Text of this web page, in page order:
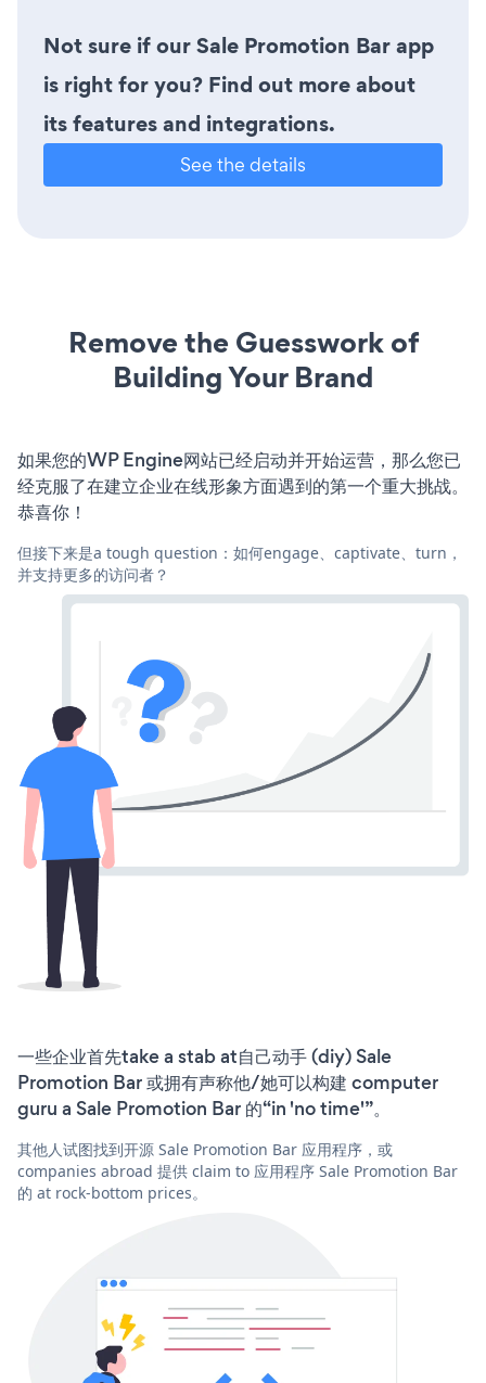
Not sure if our Sale Promotion Bar app
is right for you? Find out more about
its features and integrations.
See the details
Remove the Guesswork of
Building Your Brand
如果您的WP Engine网站已经启动并开始运营，那么您已
经克服了在建立企业在线形象方面遇到的第一个重大挑战。
恭喜你！
但接下来是a tough question：如何engage、captivate、turn，
并支持更多的访问者？
一些企业首先take a stab at自己动手 (diy) Sale
Promotion Bar 或拥有声称他/她可以构建 computer
guru a Sale Promotion Bar 的“in 'no time'”。
其他人试图找到开源 Sale Promotion Bar 应用程序，或
companies abroad 提供 claim to 应用程序 Sale Promotion Bar
的 at rock-bottom prices。